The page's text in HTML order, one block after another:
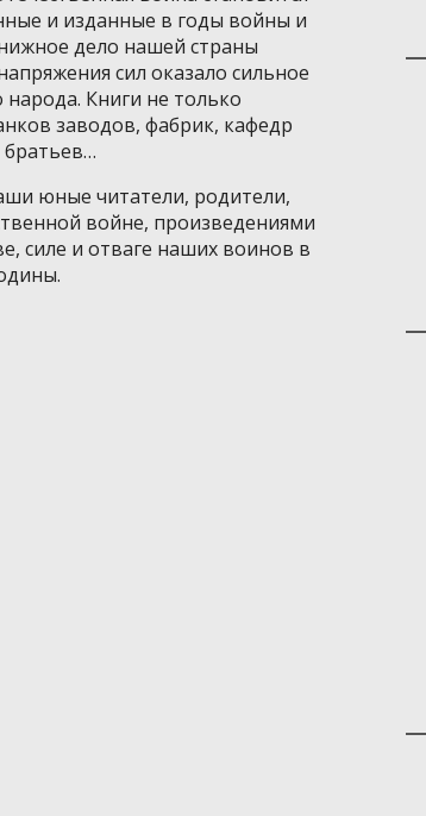
и изданные в годы войны и
дело нашей страны
сил оказало сильное
народа. Книги не только
заводов, фабрик, кафедр
юные читатели, родители,
войне, произведениями
силе и отваге наших воинов в